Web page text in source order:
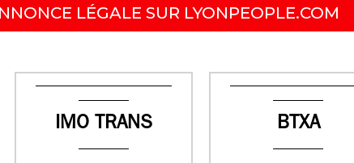
LÉGALE SUR LYONPEOPLE.COM
IMO TRANS BTXA